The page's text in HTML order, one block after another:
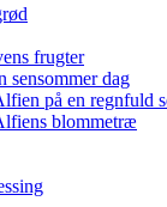
frugter
sensommer dag
på en regnfuld
blommetræ